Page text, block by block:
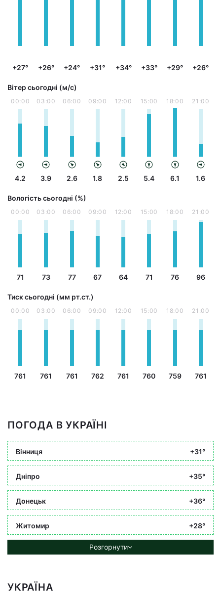
+27° +26° +24° +31° +34° +33° +29° +26°
Вітер сьогодні (м/с)
00:00
4.2
03:00
3.9
06:00
2.6
09:00
1.8
12:00
2.5
15:00
5.4
18:00
6.1
21:00
1.6
Вологість сьогодні (%)
00:00
71
03:00
73
06:00
77
09:00
67
12:00
64
15:00
71
18:00
76
21:00
96
Тиск сьогодні (мм рт.ст.)
00:00
761
03:00
761
06:00
761
09:00
762
12:00
761
15:00
760
18:00
759
21:00
761
ПОГОДА В УКРАЇНІ
Вінниця +31°
Дніпро +35°
Донецьк +36°
Житомир +28°
Розгорнути
УКРАЇНА